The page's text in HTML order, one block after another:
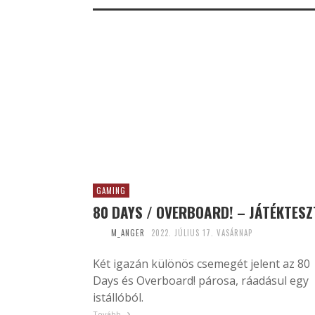
GAMING
80 DAYS / OVERBOARD! –
M_ANGER 2022. JÚLIUS 17. VASÁRNAP
Két igazán különös csemegét jelent az 80
Days és Overboard! párosa, ráadásul egy
istállóból.